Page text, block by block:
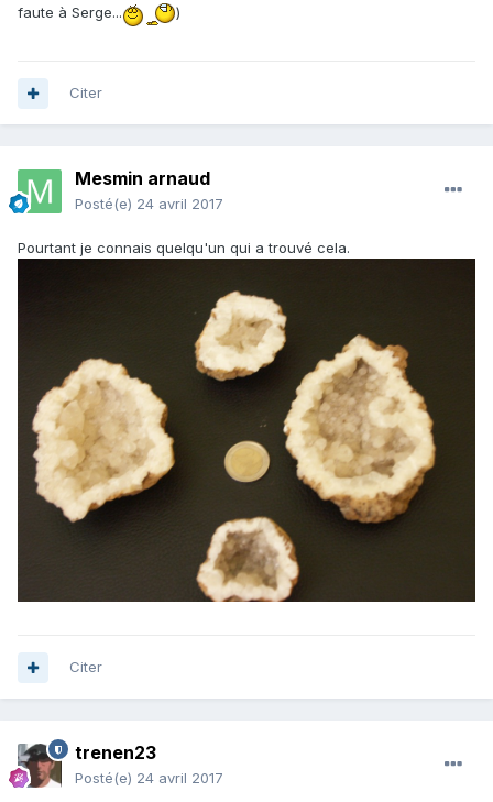
faute à Serge...
)
Citer
Mesmin arnaud
Posté(e) 24 avril 2017
Pourtant je connais quelqu'un qui a trouvé cela.
Citer
trenen23
Posté(e) 24 avril 2017